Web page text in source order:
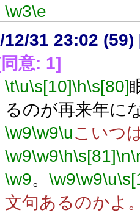
\w3\e
12/31 23:02 (59)
意: 1]
\t\u\s[10]\h\s[80]
るのが再来年に
\w9\w9\uこいつ
\w9\w9\h\s[81]\n
\w9。 \w9\w9\u
文句あるのかよ